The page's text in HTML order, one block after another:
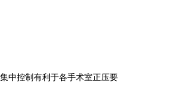
中控制有利于各手术室正压要